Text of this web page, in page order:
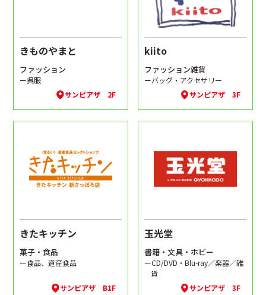
きものやまと
ファッション
ー呉服
サンピアザ 2F
kiito
ファッション雑貨
ーバッグ・アクセサリー
サンピアザ 3F
きたキッチン
菓子・食品
ー食品、道産食品
サンピアザ B1F
玉光堂
書籍・文具・ホビー
ーCD/DVD・Blu-ray／楽器／雑
貨
サンピアザ 3F